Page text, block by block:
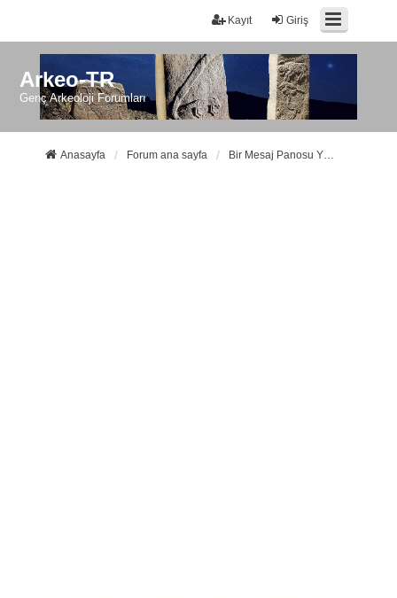
Giriş
Kayıt
Arkeo-TR
Genç Arkeoloji Forumları
Anasayfa Forum ana sayfa Bir Mesaj Panosu Yöneticisi ile iletişime geçin